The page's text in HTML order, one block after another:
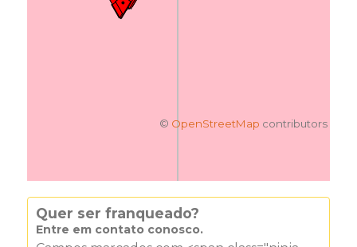
© OpenStreetMap contributors
Quer ser franqueado?
Entre em contato conosco.